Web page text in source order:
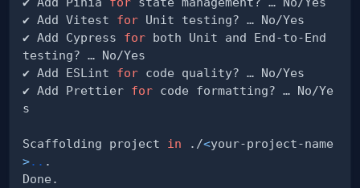
✔ Add Vitest for
✔ Add Cypress for both Unit and End-to-End
✔ Add ESLint for
✔ Add Prettier for code formatting? … No/Ye
Scaffolding project in ./<your-project-name
>..